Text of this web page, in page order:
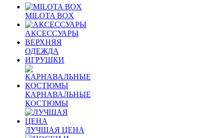
MILOTA BOX
АКСЕССУАРЫ
ВЕРХНЯЯ
ОДЕЖДА
ИГРУШКИ
КАРНАВАЛЬНЫЕ
КОСТЮМЫ
ЛУЧШАЯ ЦЕНА